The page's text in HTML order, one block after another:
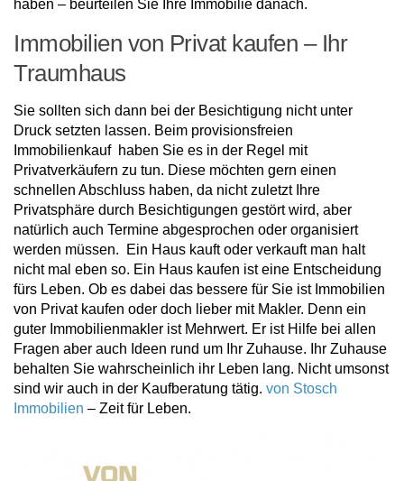
haben – beurteilen Sie Ihre Immobilie danach.
Immobilien von Privat kaufen – Ihr
Traumhaus
Sie sollten sich dann bei der Besichtigung nicht unter
Druck setzten lassen. Beim provisionsfreien
Immobilienkauf haben Sie es in der Regel mit
Privatverkäufern zu tun. Diese möchten gern einen
schnellen Abschluss haben, da nicht zuletzt Ihre
Privatsphäre durch Besichtigungen gestört wird, aber
natürlich auch Termine abgesprochen oder organisiert
werden müssen. Ein Haus kauft oder verkauft man halt
nicht mal eben so. Ein Haus kaufen ist eine Entscheidung
fürs Leben. Ob es dabei das bessere für Sie ist Immobilien
von Privat kaufen oder doch lieber mit Makler. Denn ein
guter Immobilienmakler ist Mehrwert. Er ist Hilfe bei allen
Fragen aber auch Ideen rund um Ihr Zuhause. Ihr Zuhause
behalten Sie wahrscheinlich ihr Leben lang. Nicht umsonst
sind wir auch in der Kaufberatung tätig. von Stosch
Immobilien – Zeit für Leben.